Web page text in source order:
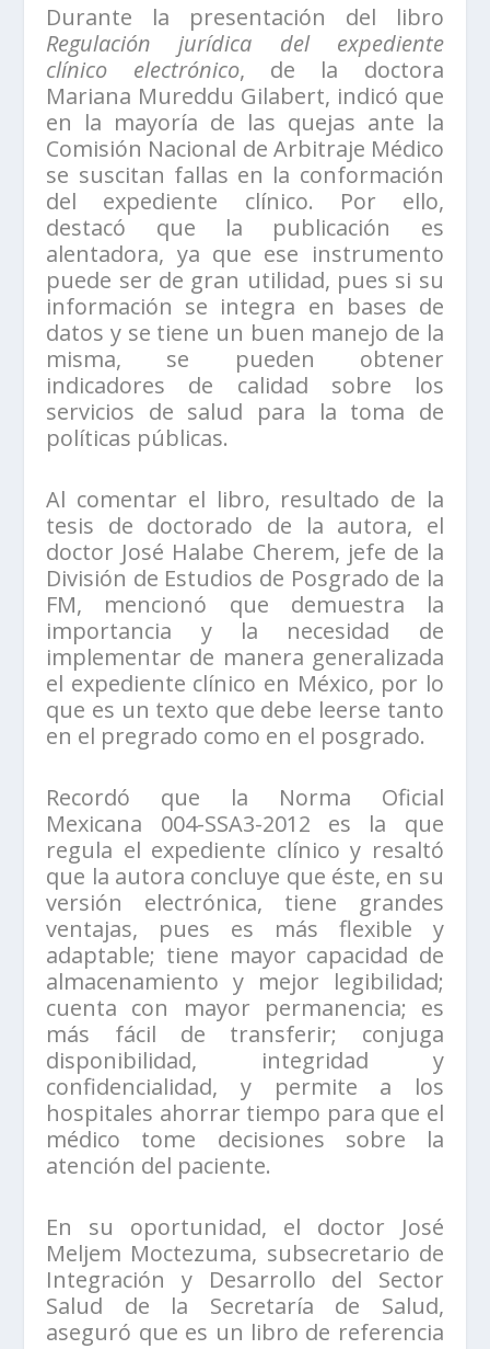
Durante la presentación del libro
Regulación jurídica del expediente
clínico electrónico, de la doctora
Mariana Mureddu Gilabert, indicó que
en la mayoría de las quejas ante la
Comisión Nacional de Arbitraje Médico
se suscitan fallas en la conformación
del expediente clínico. Por ello,
destacó que la publicación es
alentadora, ya que ese instrumento
puede ser de gran utilidad, pues si su
información se integra en bases de
datos y se tiene un buen manejo de la
misma, se pueden obtener
indicadores de calidad sobre los
servicios de salud para la toma de
políticas públicas.
Al comentar el libro, resultado de la
tesis de doctorado de la autora, el
doctor José Halabe Cherem, jefe de la
División de Estudios de Posgrado de la
FM, mencionó que demuestra la
importancia y la necesidad de
implementar de manera generalizada
el expediente clínico en México, por lo
que es un texto que debe leerse tanto
en el pregrado como en el posgrado.
Recordó que la Norma Oficial
Mexicana 004-SSA3-2012 es la que
regula el expediente clínico y resaltó
que la autora concluye que éste, en su
versión electrónica, tiene grandes
ventajas, pues es más flexible y
adaptable; tiene mayor capacidad de
almacenamiento y mejor legibilidad;
cuenta con mayor permanencia; es
más fácil de transferir; conjuga
disponibilidad, integridad y
confidencialidad, y permite a los
hospitales ahorrar tiempo para que el
médico tome decisiones sobre la
atención del paciente.
En su oportunidad, el doctor José
Meljem Moctezuma, subsecretario de
Integración y Desarrollo del Sector
Salud de la Secretaría de Salud,
aseguró que es un libro de referencia